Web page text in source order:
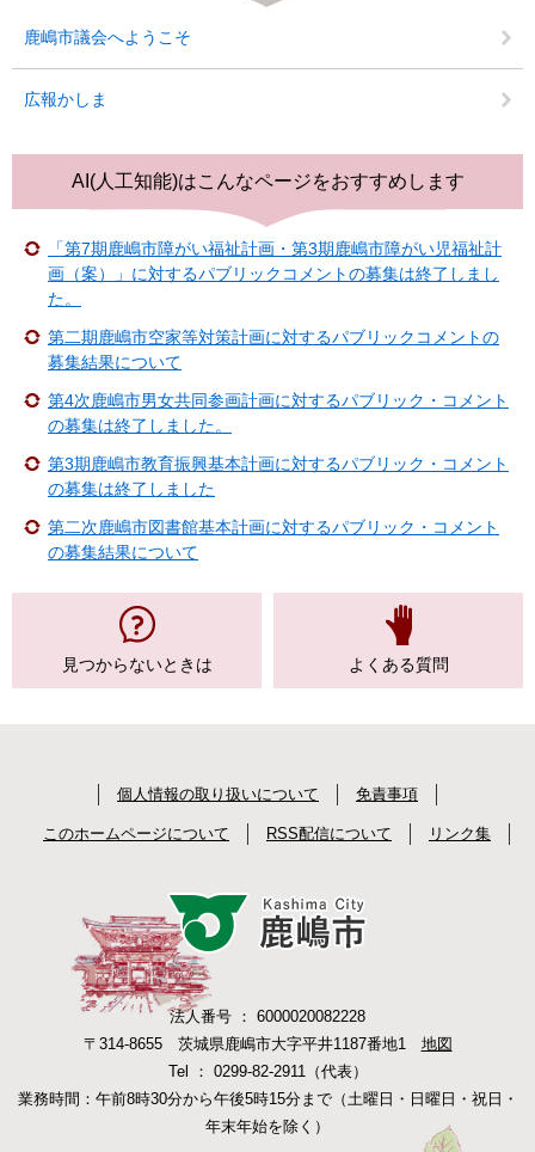
鹿嶋市議会へようこそ
広報かしま
AI(人工知能)はこんなページをおすすめします
「第7期鹿嶋市障がい福祉計画・第3期鹿嶋市障がい児福祉計
画（案）」に対するパブリックコメントの募集は終了しまし
た。
第二期鹿嶋市空家等対策計画に対するパブリックコメントの
募集結果について
第4次鹿嶋市男女共同参画計画に対するパブリック・コメント
の募集は終了しました。
第3期鹿嶋市教育振興基本計画に対するパブリック・コメント
の募集は終了しました
第二次鹿嶋市図書館基本計画に対するパブリック・コメント
の募集結果について
見つからないときは よくある質問
個人情報の取り扱いについて 免責事項
このホームページについて RSS配信について リンク集
法人番号 ： 6000020082228
〒314-8655 茨城県鹿嶋市大字平井1187番地1 地図
Tel ： 0299-82-2911（代表）
業務時間：午前8時30分から午後5時15分まで（土曜日・日曜日・祝日・
年末年始を除く）